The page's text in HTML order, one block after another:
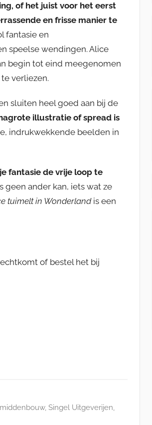
of het juist voor het eerst
en frisse manier te
fantasie en
speelse wendingen. Alice
begin tot eind meegenomen
verliezen.
sluiten heel goed aan bij de
illustratie of spread is
indrukwekkende beelden in
fantasie de vrije loop te
geen ander kan, iets wat ze
tuimelt in Wonderlandis een
of bestel het bij
, Singel Uitgeverijen,